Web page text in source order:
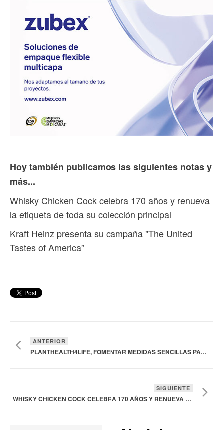
Hoy también publicamos las siguientes notas y
más...
Whisky Chicken Cock celebra 170 años y renueva
la etiqueta de toda su colección principal
Kraft Heinz presenta su campaña "The United
Tastes of America”
ANTERIOR
PLANTHEALTH4LIFE, FOMENTAR MEDIDAS SENCILLAS PARA TRABAJAR POR LA SANIDAD VEGETAL
SIGUIENTE
WHISKY CHICKEN COCK CELEBRA 170 AÑOS Y RENUEVA LA ETIQUETA DE TODA SU COLECCIÓN PRINCIPAL